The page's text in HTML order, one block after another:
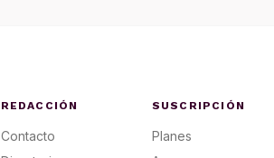
REDACCIÓN
Contacto
SUSCRIPCIÓN
Planes